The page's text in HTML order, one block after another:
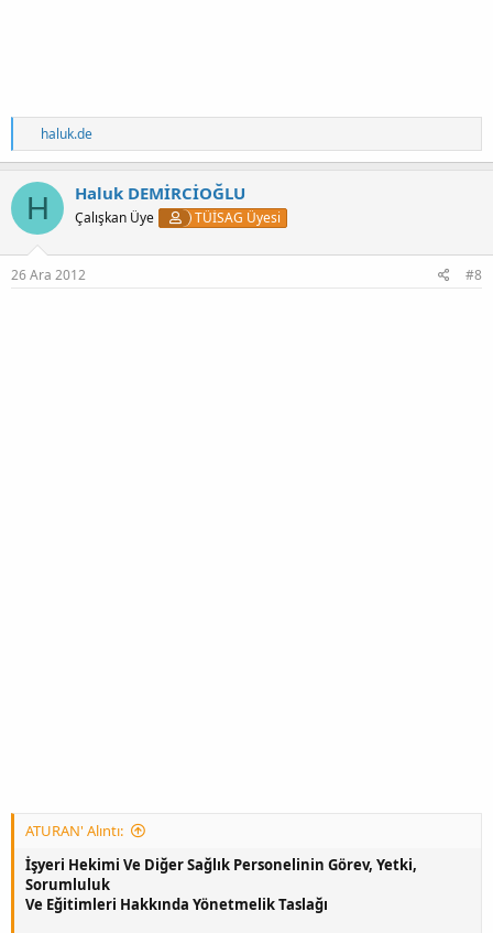
T
e
p
k
e
r
:
haluk.de
H Haluk DEMİRCİOĞLU
Çalışkan Üye TÜİSAG Üyesi
26 Ara 2012 #8
ATURAN' Alıntı:
İşyeri Hekimi Ve Diğer Sağlık Personelinin Görev, Yetki,
Sorumluluk
Ve Eğitimleri Hakkında Yönetmelik Taslağı